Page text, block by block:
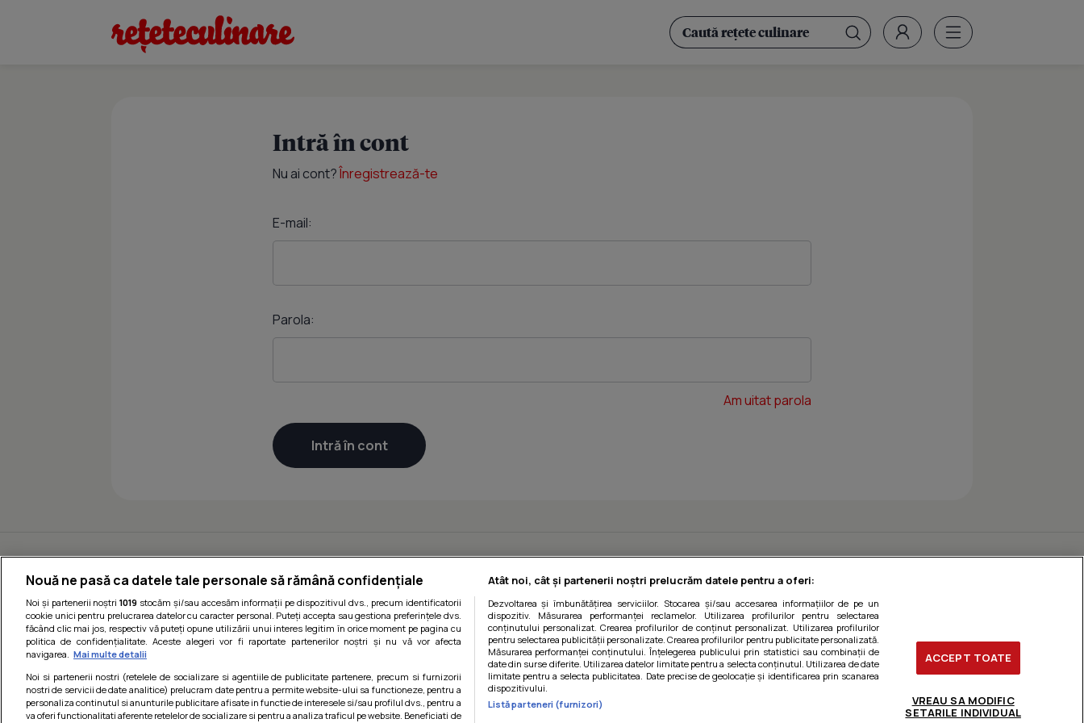
Intră în cont
Nu ai cont?Înregistrează-te
E-mail:
Parola:
Am uitat parola
Nouă ne pasă ca datele tale personale să rămână confidențiale
Noi și partenerii noștri1019 stocăm și/sau accesăm informații pe dispozitivul dvs., precum identificatorii
cookie unici pentru prelucrarea datelor cu caracter personal. Puteți accepta sau gestiona preferințele dvs.
făcând clic mai jos, respectiv vă puteți opune utilizării unui interes legitim în orice moment pe pagina cu
politica de confidențialitate. Aceste alegeri vor fi raportate partenerilor noștri și nu vă vor afecta
navigarea. Mai multe detalii
Noi si partenerii nostri (retelele de socializare si agentiile de publicitate partenere, precum si furnizorii
nostri de servicii de date analitice) prelucram date pentru a permite website-ului sa functioneze, pentru a
personaliza continutul si anunturile publicitare afisate in functie de interesele si/sau profilul dvs., pentru a
va oferi functionalitati aferente retelelor de socializare si pentru a analiza traficul pe website. Beneficiati de
Atât noi, cât și partenerii noștri prelucrăm datele pentru a oferi:
Dezvoltarea și îmbunătățirea serviciilor. Stocarea și/sau accesarea informațiilor de pe un
dispozitiv. Măsurarea performanței reclamelor. Utilizarea profilurilor pentru selectarea
conținutului personalizat. Crearea profilurilor de conținut personalizat. Utilizarea profilurilor
pentru selectarea publicității personalizate. Crearea profilurilor pentru publicitate personalizată.
Măsurarea performanței conținutului. Înțelegerea publicului prin statistici sau combinații de
date din surse diferite. Utilizarea datelor limitate pentru a selecta conținutul. Utilizarea de date
limitate pentru a selecta publicitatea. Date precise de geolocație și identificarea prin scanarea
dispozitivului.
Listă parteneri (furnizori)
ACCEPT TOATE
VREAU SA MODIFIC
SETARILE INDIVIDUAL